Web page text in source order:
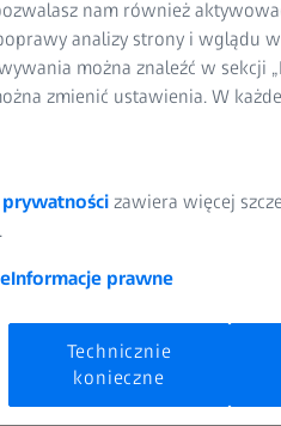
nam również
analizy strony i wglądu
można znaleźć w sekcji
zmienić ustawienia. W
zawiera więcej
Informacje prawne
Technicznie
konieczne